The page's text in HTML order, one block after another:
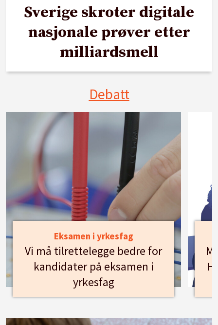
Sverige skroter digitale
nasjonale prøver etter
milliardsmell
Debatt
Eksamen i yrkesfag
Vi må tilrettelegge bedre for
kandidater på eksamen i
yrkesfag